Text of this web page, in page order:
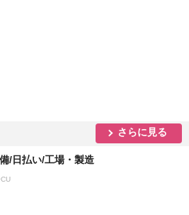
さらに見る
/日払い/工場・製造